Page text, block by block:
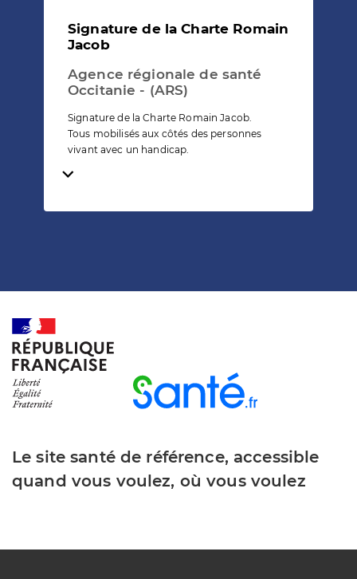
Signature de la Charte Romain
Jacob
Agence régionale de santé
Occitanie - (ARS)
Signature de la Charte Romain Jacob.
Tous mobilisés aux côtés des personnes
vivant avec un handicap.
Temps de lecture
Le site santé de référence, accessible
quand vous voulez, où vous voulez